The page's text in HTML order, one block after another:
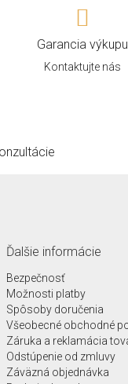
Garancia výkupu
Kontaktujte nás
Ďalšie informácie
Bezpečnosť
Možnosti platby
Spôsoby doručenia
Všeobecné obchodné
Záruka a reklamácia
Odstúpenie od zmluvy
Záväzná objednávka